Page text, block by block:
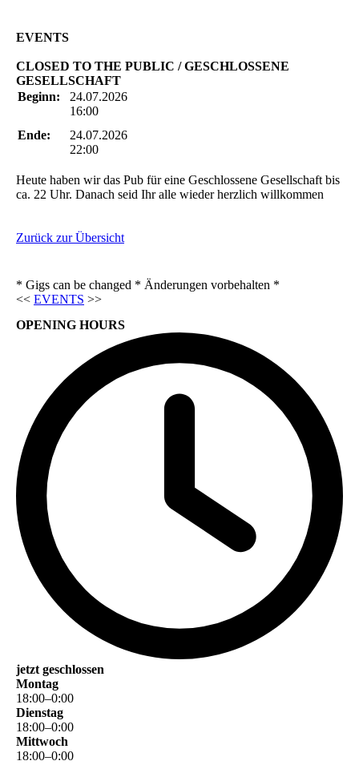
EVENTS
CLOSED TO THE PUBLIC / GESCHLOSSENE
GESELLSCHAFT
Beginn:
24.07.2026
16:00
Ende:
24.07.2026
22:00
Heute haben wir das Pub für eine Geschlossene Gesellschaft bis
ca. 22 Uhr. Danach seid Ihr alle wieder herzlich willkommen
Zurück zur Übersicht
* Gigs can be changed * Änderungen vorbehalten *
<< EVENTS >>
OPENING HOURS
jetzt geschlossen
Montag
18:00–0:00
Dienstag
18:00–0:00
Mittwoch
18:00–0:00